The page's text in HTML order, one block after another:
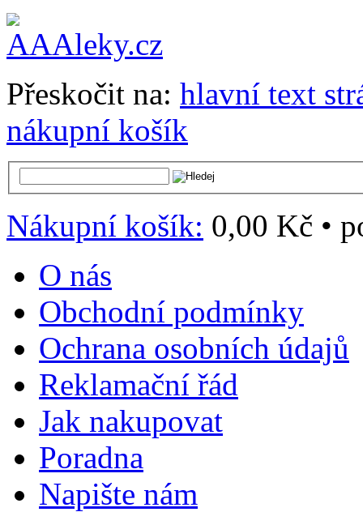
Přeskočit na: hlavní text
nákupní košík
Nákupní košík: 0,00 Kč •
O nás
Obchodní podmínky
Ochrana osobních údajů
Reklamační řád
Jak nakupovat
Poradna
Napište nám